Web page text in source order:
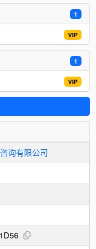
1
VIP
1
VIP
询有限公司